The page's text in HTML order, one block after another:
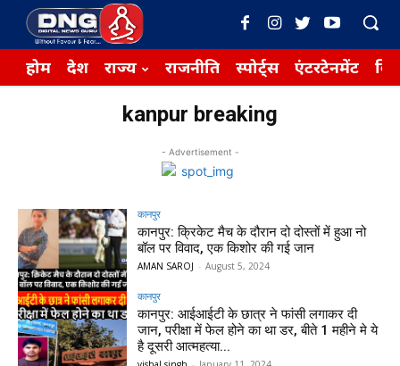
होम देश राज्य राजनीति स्पोर्ट्स एंटरटेनमेंट
kanpur breaking
- Advertisement -
कानपुर
कानपुर: क्रिकेट मैच के दौरान दो दोस्तों में हुआ नो
बॉल पर विवाद, एक किशोर की गई जान
AMAN SAROJ - August 5, 2024
कानपुर
कानपुर: आईआईटी के छात्र ने फांसी लगाकर दी
जान, परीक्षा में फेल होने का था डर, बीते 1 महीने मे ये
है दूसरी आत्महत्या...